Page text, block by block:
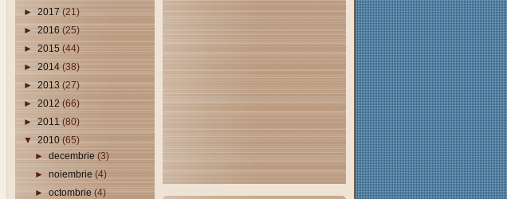
► 2017 (21)
► 2016 (25)
► 2015 (44)
► 2014 (38)
►2013 (27)
►2012 (66)
► 2011 (80)
▼2010 (65)
►decembrie (3)
►noiembrie (4)
►octombrie (4)